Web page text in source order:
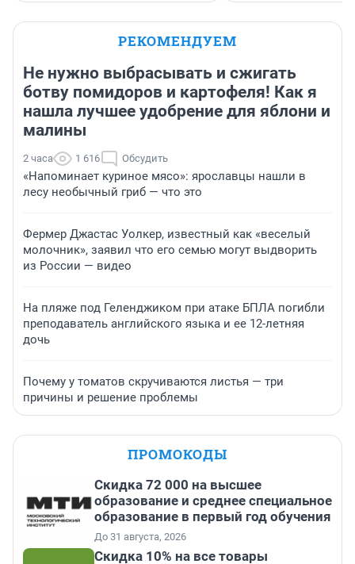
РЕКОМЕНДУЕМ
Не нужно выбрасывать и сжигать
ботву помидоров и картофеля! Как я
нашла лучшее удобрение для яблони и
малины
2 часа 1 616 Обсудить
«Напоминает куриное мясо»: ярославцы нашли в
лесу необычный гриб — что это
Фермер Джастас Уолкер, известный как «веселый
молочник», заявил что его семью могут выдворить
из России — видео
На пляже под Геленджиком при атаке БПЛА погибли
преподаватель английского языка и ее 12-летняя
дочь
Почему у томатов скручиваются листья — три
причины и решение проблемы
ПРОМОКОДЫ
Скидка 72 000 на высшее
образование и среднее специальное
образование в первый год обучения
До 31 августа, 2026
Скидка 10% на все товары